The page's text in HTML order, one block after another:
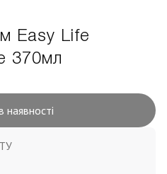
Easy Life
370мл
наявності